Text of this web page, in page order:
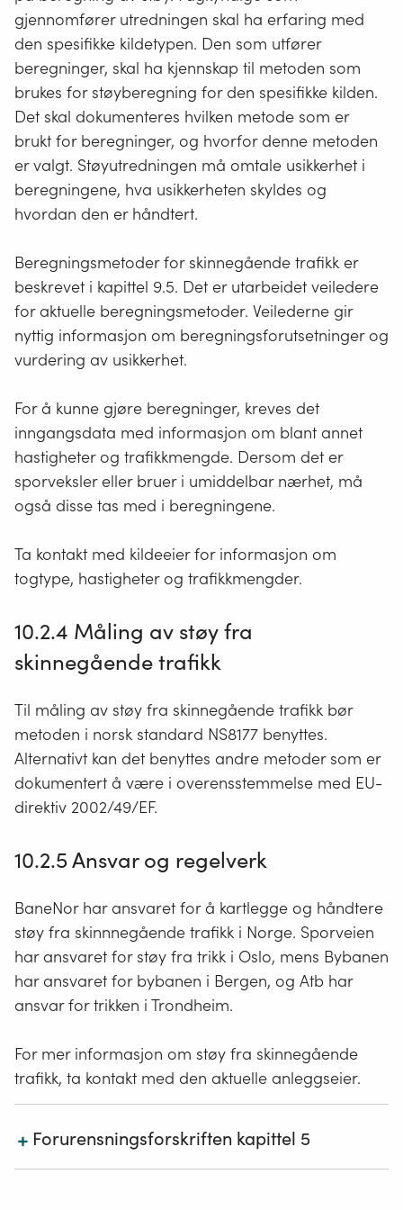
skinnegående trafikk vesentlig.
Slike kilderettede tiltak kan imidlertid ikke pålegges
gjennom plan- og bygningsloven, eller
gjennomføres som en del av arealplanleggingen.
gjennomfører utredningen skal ha erfaring med
den spesifikke kildetypen. Den som utfører
beregninger, skal ha kjennskap til metoden som
brukes for støyberegning for den spesifikke kilden.
Det skal dokumenteres hvilken metode som er
brukt for beregninger, og hvorfor denne metoden
er valgt. Støyutredningen må omtale usikkerhet i
beregningene, hva usikkerheten skyldes og
hvordan den er håndtert.
Beregningsmetoder for skinnegående trafikk er
beskrevet i kapittel 9.5. Det er utarbeidet veiledere
for aktuelle beregningsmetoder. Veilederne gir
nyttig informasjon om beregningsforutsetninger og
vurdering av usikkerhet.
For å kunne gjøre beregninger, kreves det
inngangsdata med informasjon om blant annet
hastigheter og trafikkmengde. Dersom det er
sporveksler eller bruer i umiddelbar nærhet, må
også disse tas med i beregningene.
Ta kontakt med kildeeier for informasjon om
togtype, hastigheter og trafikkmengder.
10.2.4 Måling av støy fra
skinnegående trafikk
Til måling av støy fra skinnegående trafikk bør
metoden i norsk standard NS8177 benyttes.
Alternativt kan det benyttes andre metoder som er
dokumentert å være i overensstemmelse med EU-
direktiv 2002/49/EF.
10.2.5 Ansvar og regelverk
BaneNor har ansvaret for å kartlegge og håndtere
støy fra skinnnegående trafikk i Norge. Sporveien
har ansvaret for støy fra trikk i Oslo, mens Bybanen
har ansvaret for bybanen i Bergen, og Atb har
ansvar for trikken i Trondheim.
For mer informasjon om støy fra skinnegående
trafikk, ta kontakt med den aktuelle anleggseier.
+ Forurensningsforskriften kapittel 5